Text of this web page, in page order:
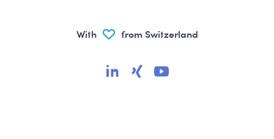
With from Switzerland